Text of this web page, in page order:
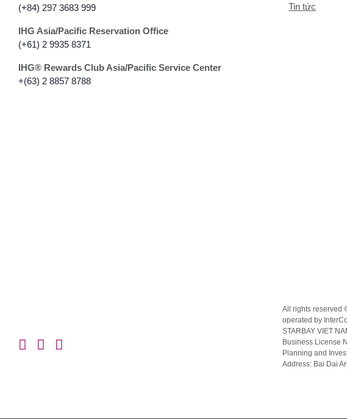
(+84) 297 3683 999
IHG Asia/Pacific Reservation Office
(+61) 2 9935 8371
IHG®️ Rewards Club Asia/Pacific Service Center
+(63) 2 8857 8788
Tin tức
All rights reserved
operated by
STARBAY VIET
Business License
Planning and
Address: Bai Dai